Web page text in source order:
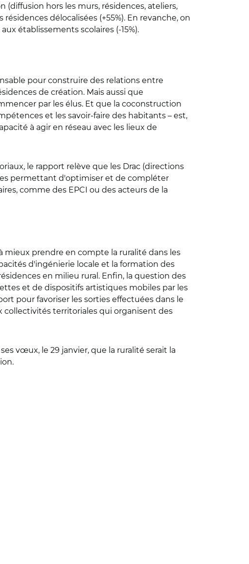
(diffusion hors les murs, résidences, ateliers,
délocalisées (+55%). En revanche, on
établissements scolaires (-15%).
pour construire des relations entre
de création. Mais aussi que
par les élus. Et que la coconstruction
et les savoir-faire des habitants – est,
à agir en réseau avec les lieux de
le rapport relève que les Drac (directions
permettant d'optimiser et de compléter
comme des EPCI ou des acteurs de la
mieux prendre en compte la ruralité dans les
d'ingénierie locale et la formation des
en milieu rural. Enfin, la question des
et de dispositifs artistiques mobiles par les
pour favoriser les sorties effectuées dans le
collectivités territoriales qui organisent des
vœux, le 29 janvier, que la ruralité serait la